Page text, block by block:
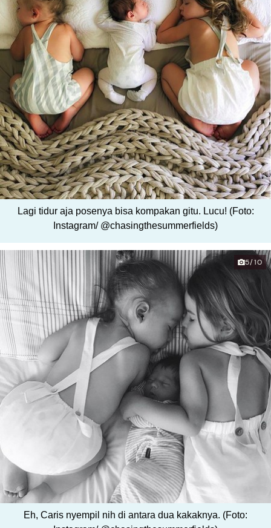
Lagi tidur aja posenya bisa kompakan gitu. Lucu! (Foto:
Instagram/ @chasingthesummerfields)
5/10
Eh, Caris nyempil nih di antara dua kakaknya. (Foto: